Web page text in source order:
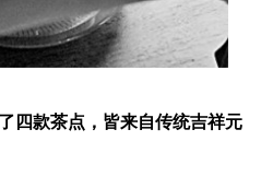
四款茶点，皆来自传统吉祥元